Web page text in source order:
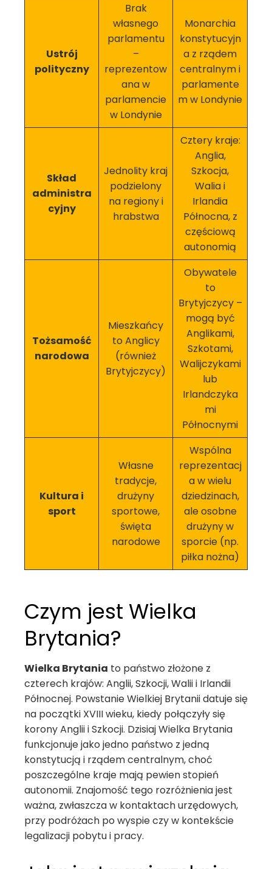
Ustrój
polityczny
Brak
własnego
parlamentu
–
reprezentow
ana w
parlamencie
w Londynie
Monarchia
konstytucyjn
a z rządem
centralnym i
parlamente
m w Londynie
Skład
administra
cyjny
Jednolity kraj
podzielony
na regiony i
hrabstwa
Cztery kraje:
Anglia,
Szkocja,
Walia i
Irlandia
Północna, z
częściową
autonomią
Tożsamość
narodowa
Mieszkańcy
to Anglicy
(również
Brytyjczycy)
Obywatele
to
Brytyjczycy –
mogą być
Anglikami,
Szkotami,
Walijczykami
lub
Irlandczyka
mi
Północnymi
Kultura i
sport
Własne
tradycje,
drużyny
sportowe,
święta
narodowe
Wspólna
reprezentacj
a w wielu
dziedzinach,
ale osobne
drużyny w
sporcie (np.
piłka nożna)
Czym jest Wielka
Brytania?
Wielka Brytania to państwo złożone z
czterech krajów: Anglii, Szkocji, Walii i Irlandii
Północnej. Powstanie Wielkiej Brytanii datuje się
na początki XVIII wieku, kiedy połączyły się
korony Anglii i Szkocji. Dzisiaj Wielka Brytania
funkcjonuje jako jedno państwo z jedną
konstytucją i rządem centralnym, choć
poszczególne kraje mają pewien stopień
autonomii. Znajomość tego rozróżnienia jest
ważna, zwłaszcza w kontaktach urzędowych,
przy podróżach po wyspie czy w kontekście
legalizacji pobytu i pracy.